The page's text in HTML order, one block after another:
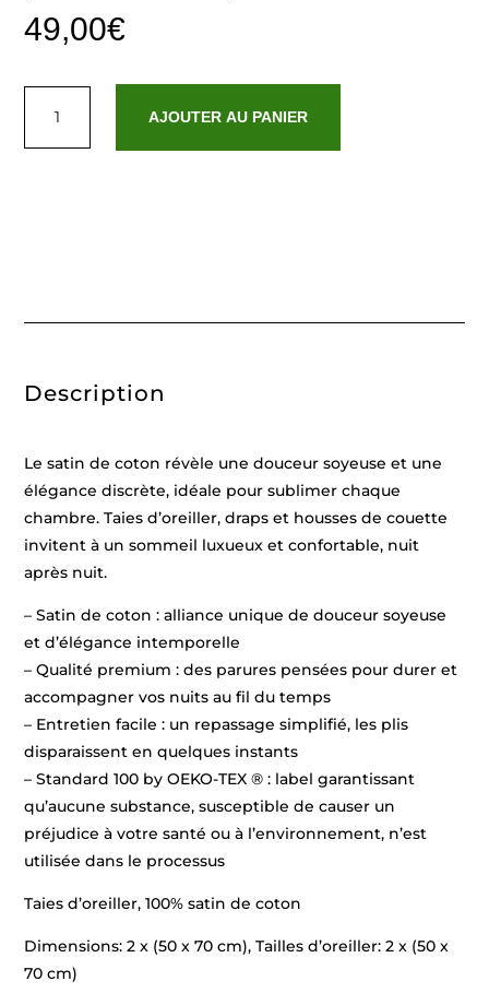
49,00€
Gris
x
(50
AJOUTER AU PANIER
Description
Le satin de coton révèle une douceur soyeuse et une
élégance discrète, idéale pour sublimer chaque
chambre. Taies d’oreiller, draps et housses de couette
invitent à un sommeil luxueux et confortable, nuit
après nuit.
– Satin de coton : alliance unique de douceur soyeuse
et d’élégance intemporelle
– Qualité premium : des parures pensées pour durer et
accompagner vos nuits au fil du temps
– Entretien facile : un repassage simplifié, les plis
disparaissent en quelques instants
– Standard 100 by OEKO-TEX ® : label garantissant
qu’aucune substance, susceptible de causer un
préjudice à votre santé ou à l’environnement, n’est
utilisée dans le processus
Taies d’oreiller, 100% satin de coton
Dimensions: 2 x (50 x 70 cm), Tailles d’oreiller: 2 x (50 x
70 cm)